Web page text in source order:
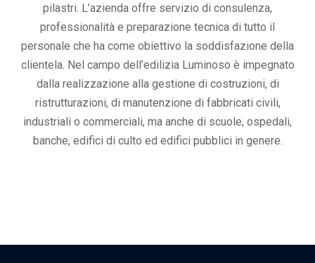
pilastri. L’azienda offre servizio di consulenza,
professionalità e preparazione tecnica di tutto il
personale che ha come obiettivo la soddisfazione della
clientela. Nel campo dell’edilizia Luminoso è impegnato
dalla realizzazione alla gestione di costruzioni, di
ristrutturazioni, di manutenzione di fabbricati civili,
industriali o commerciali, ma anche di scuole, ospedali,
banche, edifici di culto ed edifici pubblici in genere.